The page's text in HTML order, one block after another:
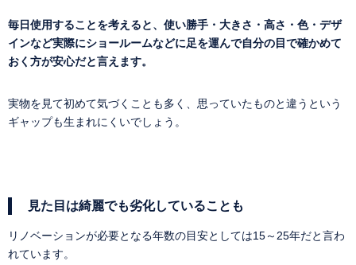
毎日使用することを考えると、使い勝手・大きさ・高さ・色・デザ
インなど実際にショールームなどに足を運んで自分の目で確かめて
おく方が安心だと言えます。
実物を見て初めて気づくことも多く、思っていたものと違うという
ギャップも生まれにくいでしょう。
見た目は綺麗でも劣化していることも
リノベーションが必要となる年数の目安としては15～25年だと言わ
れています。